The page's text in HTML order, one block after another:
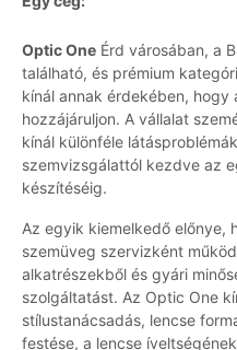
Optic One Érd városában, a
található, és prémium
kínál annak érdekében, hogy
hozzájáruljon. A vállalat
kínál különféle
szemvizsgálattól kezdve az
készítéséig.
Az egyik kiemelkedő előnye,
szemüveg szervizként
alkatrészekből és gyári
szolgáltatást. Az Optic One
stílustanácsadás, lencse
festése, a lencse